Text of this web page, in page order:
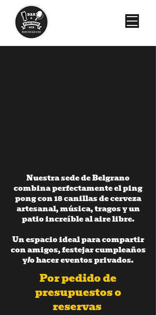
Nuestra sede de Belgrano
combina perfectamente el ping
pong con 18 canillas de cerveza
artesanal, música, tragos y un
patio increíble al aire libre.
Un espacio ideal para compartir
con amigos, festejar cumpleaños
y/o hacer eventos privados.
Por pedido de
presupuestos o
reservas